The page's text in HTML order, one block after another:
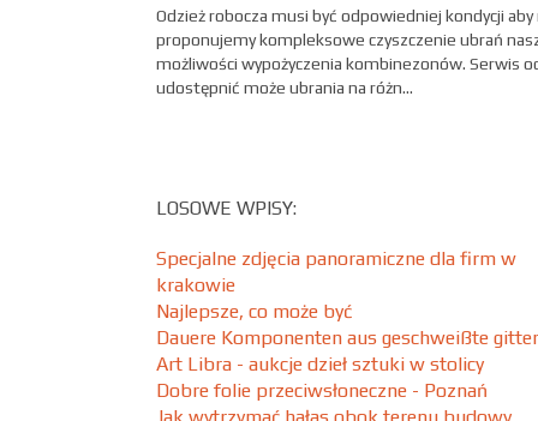
Odzież robocza musi być odpowiedniej kondycji aby
proponujemy kompleksowe czyszczenie ubrań
możliwości wypożyczenia kombinezonów. Serwis
udostępnić może ubrania na różn...
LOSOWE WPISY:
Specjalne zdjęcia panoramiczne dla firm w
krakowie
Najlepsze, co może być
Dauere Komponenten aus geschweißte gitter
Art Libra - aukcje dzieł sztuki w stolicy
Dobre folie przeciwsłoneczne - Poznań